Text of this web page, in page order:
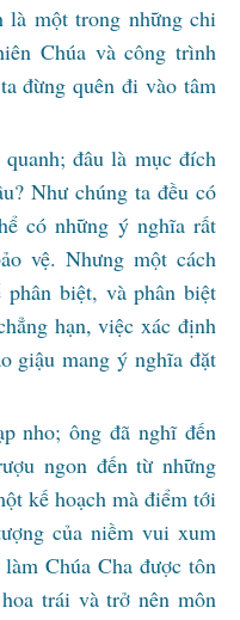
là một trong những chi
Chúa và công trình
đừng quên đi vào tâm
đâu là mục đích
Như chúng ta đều có
có những ý nghĩa rất
vệ. Nhưng một cách
biệt, và phân biệt
hạn, việc xác định
giậu mang ý nghĩa đặt
nho; ông đã nghĩ đến
ngon đến từ những
kế hoạch mà điểm tới
của niềm vui xum
Chúa Cha được tôn
trái và trở nên môn